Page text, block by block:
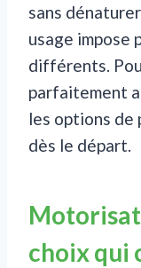
sans
usage impose
différents.
parfaitement
les options de
dès le départ.
choix qui